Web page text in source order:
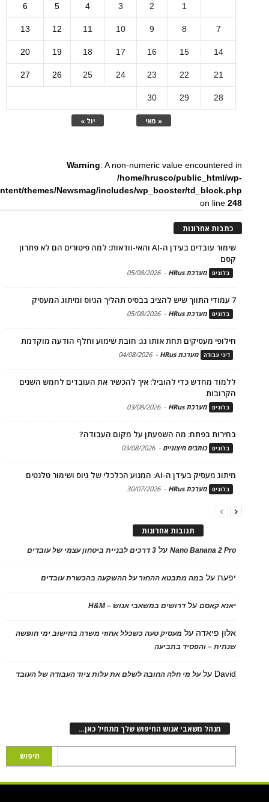
« מאי יול »
1
2
3
4
5
6
7
8
9
10
11
12
13
14
15
16
17
18
19
20
21
22
23
24
25
26
27
28
29
30
Warning: A non-numeric value encountered in
/home/hrusco/public_html/wp-
themes/Newsmag/includes/wp_booster/td_block.php
on line248
כתבות אחרונות
שימור עובדים בעידן ה-AI והאי-וודאות: למה פיטורים הם לא פתרון
קסם
בלוגים מערכת HRus -
05/08/2026
7 עמודי התווך שיש להציב בבסיס תהליך הגיוס ומיתוג המעסיק
בלוגים מערכת HRus -
05/08/2026
חילופי מעסיקים תחת אותו גג: חובת שימוע וחלף הודעה מוקדמת
דיני עבודה מערכת HRus -
04/08/2026
ללמוד מחדש כדי להוביל: איך להכשיר את העובדים לחמש השנים
הקרובות
בלוגים מערכת HRus -
03/08/2026
בחירות בפתח: מה השפעתן על מקום העבודה?
בלוגים כותבים חיצוניים -
03/08/2026
מיתוג מעסיק בעידן ה-AI: המנוע הכלכלי של גיוס ושימור טלנטים
בלוגים מערכת HRus -
30/07/2026
תגובות אחרונות
Nano Banana 2 Proעל 3 דרכים לבניית ביטחון עצמי של עובדים
יפעתעל במה מתבטא ההחזר על ההשקעה בהכשרת עובדים
יאנא קאסםעלדרושים במשאבי אנוש – H&M
אלון פיאדה על מעסיק טעה כשכלל אחוזי משרה בחישוב ימי חופשה
שנתית – והפסיד בתביעה
David עלעל מי חלה החובה לשלם את עלות ציוד העבודה של העובד
מנהל משאבי אנוש החיפוש שלך מתחיל כאן…